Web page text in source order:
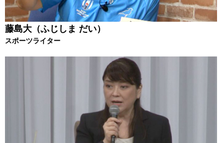
藤島大（ふじしま だい）
スポーツライター